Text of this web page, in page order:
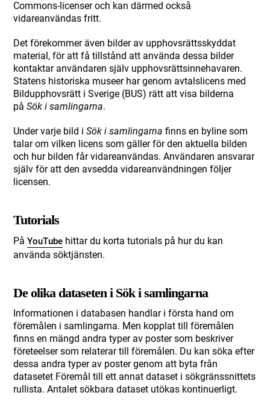
Commons-licenser och kan därmed också
vidareanvändas fritt.
Det förekommer även bilder av upphovsrättsskyddat
material, för att få tillstånd att använda dessa bilder
kontaktar användaren själv upphovsrättsinnehavaren.
Statens historiska museer har genom avtalslicens med
Bildupphovsrätt i Sverige (BUS) rätt att visa bilderna
påSök i samlingarna.
Under varje bild iSök i samlingarna finns en byline som
talar om vilken licens som gäller för den aktuella bilden
och hur bilden får vidareanvändas. Användaren ansvarar
själv för att den avsedda vidareanvändningen följer
licensen.
Tutorials
PåYouTube hittar du korta tutorials på hur du kan
använda söktjänsten.
De olika dataseten i Sök i samlingarna
Informationen i databasen handlar i första hand om
föremålen i samlingarna. Men kopplat till föremålen
finns en mängd andra typer av poster som beskriver
företeelser som relaterar till föremålen. Du kan söka efter
dessa andra typer av poster genom att byta från
datasetet Föremål till ett annat dataset i sökgränssnittets
rullista. Antalet sökbara dataset utökas kontinuerligt.